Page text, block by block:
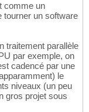
comme un
tourner un software
traitement parallèle
par exemple, on
cadencé par une
le
niveaux (un peu
gros projet sous